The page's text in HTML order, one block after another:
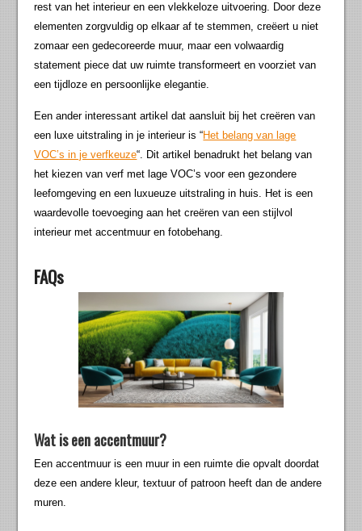
rest van het interieur en een vlekkeloze uitvoering. Door deze
elementen zorgvuldig op elkaar af te stemmen, creëert u niet
zomaar een gedecoreerde muur, maar een volwaardig
statement piece dat uw ruimte transformeert en voorziet van
een tijdloze en persoonlijke elegantie.
Een ander interessant artikel dat aansluit bij het creëren van
een luxe uitstraling in je interieur is “Het belang van lage
VOC’s in je verfkeuze“. Dit artikel benadrukt het belang van
het kiezen van verf met lage VOC’s voor een gezondere
leefomgeving en een luxueuze uitstraling in huis. Het is een
waardevolle toevoeging aan het creëren van een stijlvol
interieur met accentmuur en fotobehang.
FAQs
Wat is een accentmuur?
Een accentmuur is een muur in een ruimte die opvalt doordat
deze een andere kleur, textuur of patroon heeft dan de andere
muren.